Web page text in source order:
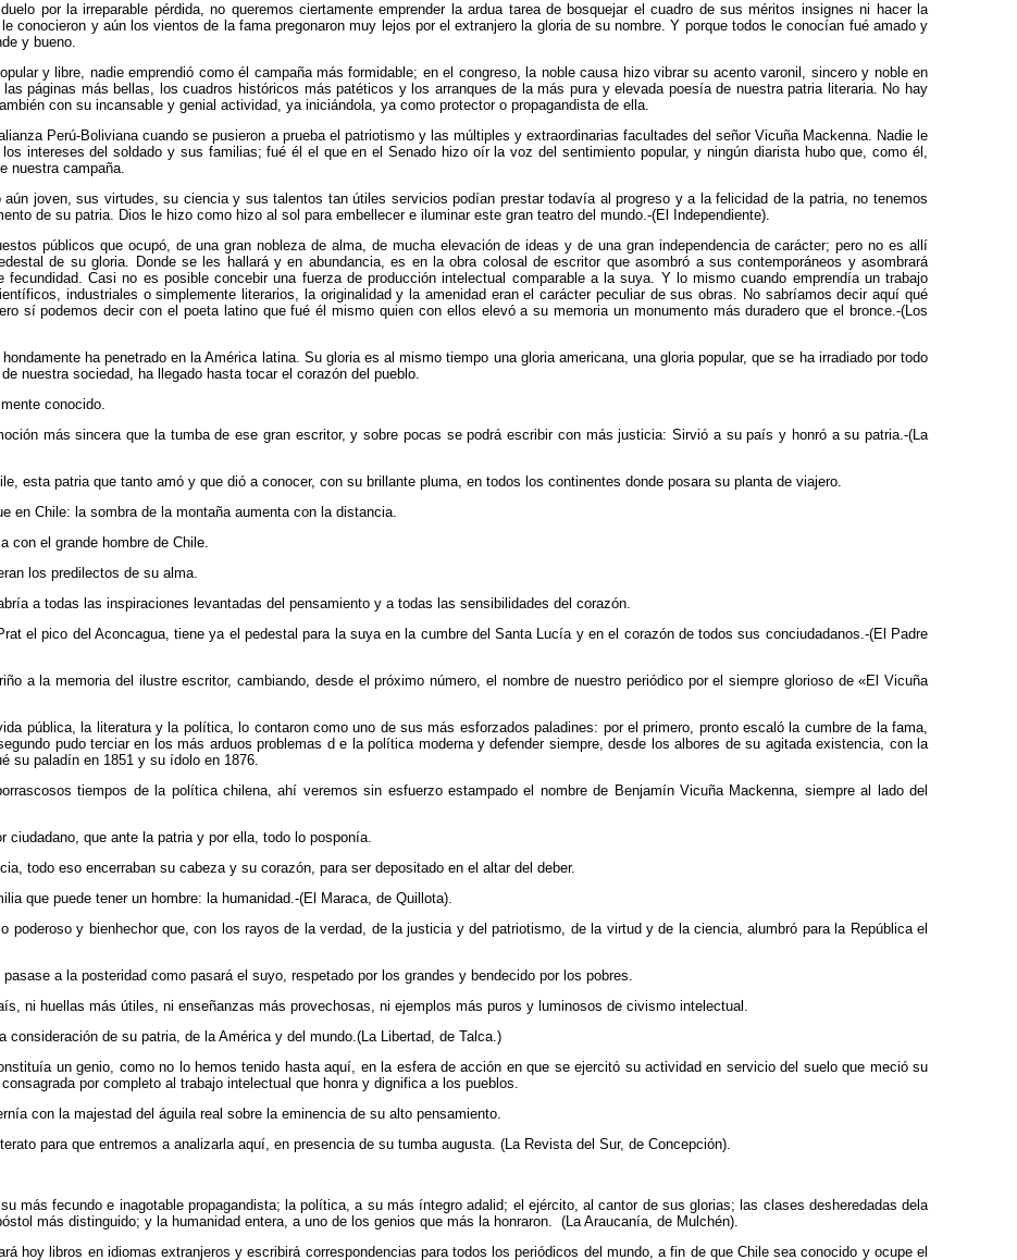
por la irreparable pérdida, no queremos ciertamente emprender la ardua tarea de bosquejar el cuadro de sus méritos insignes ni hacer la
conocieron y aún los vientos de la fama pregonaron muy lejos por el extranjero la gloria de su nombre. Y porque todos le conocían fué amado y
y bueno.
y libre, nadie emprendió como él campaña más formidable; en el congreso, la noble causa hizo vibrar su acento varonil, sincero y noble en
páginas más bellas, los cuadros históricos más patéticos y los arranques de la más pura y elevada poesía de nuestra patria literaria. No hay
con su incansable y genial actividad, ya iniciándola, ya como protector o propagandista de ella.
Perú-Boliviana cuando se pusieron a prueba el patriotismo y las múltiples y extraordinarias facultades del señor Vicuña Mackenna. Nadie le
intereses del soldado y sus familias; fué él el que en el Senado hizo oír la voz del sentimiento popular, y ningún diarista hubo que, como él,
nuestra campaña.
joven, sus virtudes, su ciencia y sus talentos tan útiles servicios podían prestar todavía al progreso y a la felicidad de la patria, no tenemos
de su patria. Dios le hizo como hizo al sol para embellecer e iluminar este gran teatro del mundo.-(El Independiente).
públicos que ocupó, de una gran nobleza de alma, de mucha elevación de ideas y de una gran independencia de carácter; pero no es allí
de su gloria. Donde se les hallará y en abundancia, es en la obra colosal de escritor que asombró a sus contemporáneos y asombrará
Casi no es posible concebir una fuerza de producción intelectual comparable a la suya. Y lo mismo cuando emprendía un trabajo
industriales o simplemente literarios, la originalidad y la amenidad eran el carácter peculiar de sus obras. No sabríamos decir aquí qué
sí podemos decir con el poeta latino que fué él mismo quien con ellos elevó a su memoria un monumento más duradero que el bronce.-(Los
ha penetrado en la América latina. Su gloria es al mismo tiempo una gloria americana, una gloria popular, que se ha irradiado por todo
nuestra sociedad, ha llegado hasta tocar el corazón del pueblo.
conocido.
más sincera que la tumba de ese gran escritor, y sobre pocas se podrá escribir con más justicia: Sirvió a su país y honró a su patria.-(La
esta patria que tanto amó y que dió a conocer, con su brillante pluma, en todos los continentes donde posara su planta de viajero.
en Chile: la sombra de la montaña aumenta con la distancia.
con el grande hombre de Chile.
los predilectos de su alma.
a todas las inspiraciones levantadas del pensamiento y a todas las sensibilidades del corazón.
el pico del Aconcagua, tiene ya el pedestal para la suya en la cumbre del Santa Lucía y en el corazón de todos sus conciudadanos.-(El Padre
a la memoria del ilustre escritor, cambiando, desde el próximo número, el nombre de nuestro periódico por el siempre glorioso de «El Vicuña
pública, la literatura y la política, lo contaron como uno de sus más esforzados paladines: por el primero, pronto escaló la cumbre de la fama,
pudo terciar en los más arduos problemas d e la política moderna y defender siempre, desde los albores de su agitada existencia, con la
su paladín en 1851 y su ídolo en 1876.
tiempos de la política chilena, ahí veremos sin esfuerzo estampado el nombre de Benjamín Vicuña Mackenna, siempre al lado del
que ante la patria y por ella, todo lo posponía.
todo eso encerraban su cabeza y su corazón, para ser depositado en el altar del deber.
que puede tener un hombre: la humanidad.-(El Maraca, de Quillota).
poderoso y bienhechor que, con los rayos de la verdad, de la justicia y del patriotismo, de la virtud y de la ciencia, alumbró para la República el
a la posteridad como pasará el suyo, respetado por los grandes y bendecido por los pobres.
ni huellas más útiles, ni enseñanzas más provechosas, ni ejemplos más puros y luminosos de civismo intelectual.
de su patria, de la América y del mundo.(La Libertad, de Talca.)
un genio, como no lo hemos tenido hasta aquí, en la esfera de acción en que se ejercitó su actividad en servicio del suelo que meció su
por completo al trabajo intelectual que honra y dignifica a los pueblos.
con la majestad del águila real sobre la eminencia de su alto pensamiento.
para que entremos a analizarla aquí, en presencia de su tumba augusta. (La Revista del Sur, de Concepción).
más fecundo e inagotable propagandista; la política, a su más íntegro adalid; el ejército, al cantor de sus glorias; las clases desheredadas dela
más distinguido; y la humanidad entera, a uno de los genios que más la honraron. (La Araucanía, de Mulchén).
hoy libros en idiomas extranjeros y escribirá correspondencias para todos los periódicos del mundo, a fin de que Chile sea conocido y ocupe el